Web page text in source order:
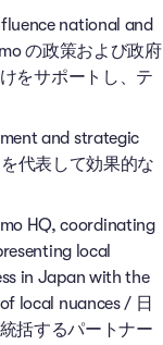
national and
の政策および政府
をサポートし、テ
and strategic
代表して効果的な
HQ, coordinating
local
in Japan with the
local nuances / 日
括するパートナー